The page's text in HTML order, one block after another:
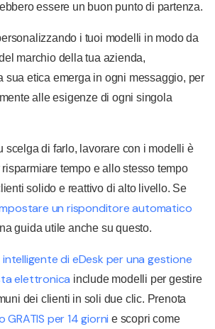
essere un buon punto di partenza.
i tuoi modelli in modo da
marchio della tua azienda,
sua etica emerga in ogni messaggio, per
alle esigenze di ogni singola
scelga di farlo, lavorare con i modelli è
tempo e allo stesso tempo
solido e reattivo di alto livello. Se
un risponditore automatico
guida utile anche su questo.
intelligente di eDesk per una gestione
elettronica include modelli per gestire
dei clienti in soli due clic. Prenota
GRATIS per 14 giorni e scopri come